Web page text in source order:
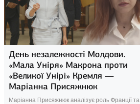
22 вересня 2025
День незалежності Молдови.
«Мала Уніря» Макрона проти
«Великої Унірі» Кремля —
Маріанна Присяжнюк
Маріанна Присяжнюк аналізує роль Франції та